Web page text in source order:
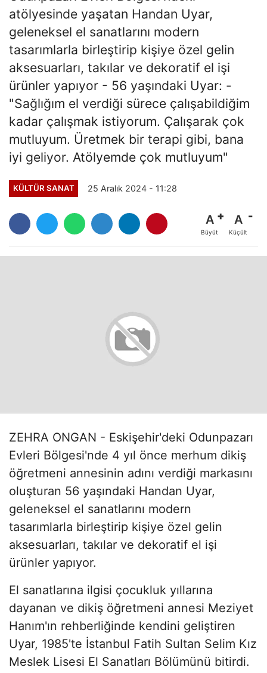
atölyesinde yaşatan Handan Uyar,
geleneksel el sanatlarını modern
tasarımlarla birleştirip kişiye özel gelin
aksesuarları, takılar ve dekoratif el işi
ürünler yapıyor - 56 yaşındaki Uyar: -
"Sağlığım el verdiği sürece çalışabildiğim
kadar çalışmak istiyorum. Çalışarak çok
mutluyum. Üretmek bir terapi gibi, bana
iyi geliyor. Atölyemde çok mutluyum"
KÜLTÜR SANAT 25 Aralık 2024 - 11:28
A
Büyüt
A
Küçült
ZEHRA ONGAN - Eskişehir'deki Odunpazarı
Evleri Bölgesi'nde 4 yıl önce merhum dikiş
öğretmeni annesinin adını verdiği markasını
oluşturan 56 yaşındaki Handan Uyar,
geleneksel el sanatlarını modern
tasarımlarla birleştirip kişiye özel gelin
aksesuarları, takılar ve dekoratif el işi
ürünler yapıyor.
El sanatlarına ilgisi çocukluk yıllarına
dayanan ve dikiş öğretmeni annesi Meziyet
Hanım'ın rehberliğinde kendini geliştiren
Uyar, 1985'te İstanbul Fatih Sultan Selim Kız
Meslek Lisesi El Sanatları Bölümünü bitirdi.